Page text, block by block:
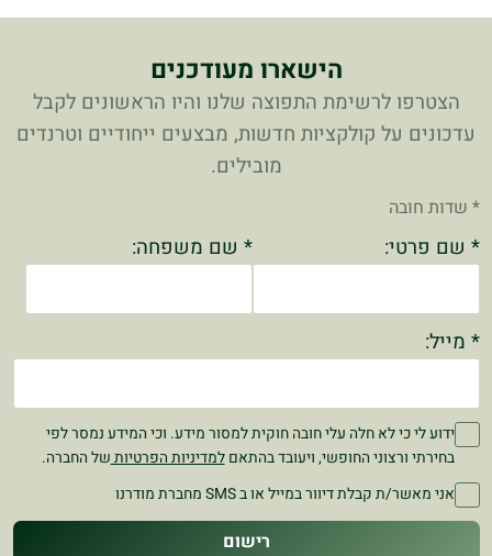
הישארו מעודכנים
הצטרפו לרשימת התפוצה שלנו והיו הראשונים לקבל
עדכונים על קולקציות חדשות, מבצעים ייחודיים וטרנדים
מובילים.
* שדות חובה
* שם פרטי: * שם משפחה:
* מייל:
ידוע לי כי לא חלה עלי חובה חוקית למסור מידע. וכי המידע נמסר לפי
בחירתי ורצוני החופשי, ויעובד בהתאםלמדיניות הפרטיות של החברה.
אני מאשר/ת קבלת דיוור במייל או ב SMS מחברת מודרנו
רישום